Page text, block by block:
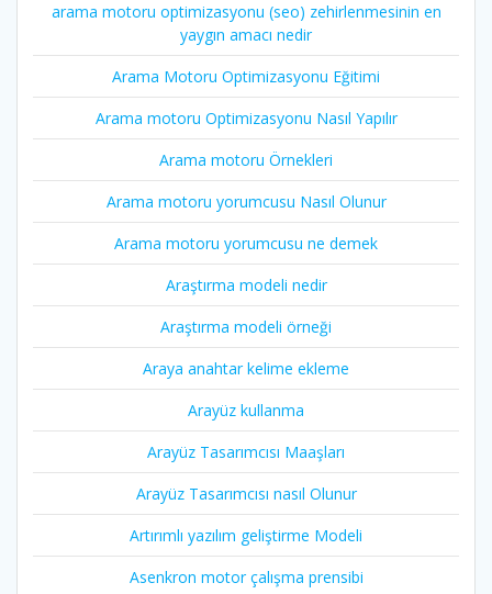
arama motoru optimizasyonu (seo) zehirlenmesinin en
yaygın amacı nedir
Arama Motoru Optimizasyonu Eğitimi
Arama motoru Optimizasyonu Nasıl Yapılır
Arama motoru Örnekleri
Arama motoru yorumcusu Nasıl Olunur
Arama motoru yorumcusu ne demek
Araştırma modeli nedir
Araştırma modeli örneği
Araya anahtar kelime ekleme
Arayüz kullanma
Arayüz Tasarımcısı Maaşları
Arayüz Tasarımcısı nasıl Olunur
Artırımlı yazılım geliştirme Modeli
Asenkron motor çalışma prensibi